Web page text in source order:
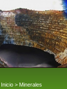
Inicio > Minerales